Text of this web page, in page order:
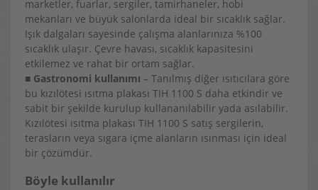
marketler, fuarlar, sergiler, tamirhaneler, hobi
mekanları ve büyük salonlarda ideal bir sıcaklık sağlar.
Işık dalgaları sayesinde çalışma alanlarınıza %100
sıcaklık ulaşır. Çevre havası, sıcaklık kapasitesini
etkilemez ve rahat bir ortam sağlar.
■ Gastronomi kullanımı – Tanılmış diğer ısıtıcılara göre
bu kızılötesi ısıtma plakası TIH 1100 S daha etkindir ve
sabit bir şekilde kurulup kullananılabilir yada asılabilir.
Kızılötesi ısıtma plakası TIH 1100 S satış sergilerin,
terasların veya sıgara içme alanların ısınması için ideal
bir çözümdür.
Böyle kullanılır